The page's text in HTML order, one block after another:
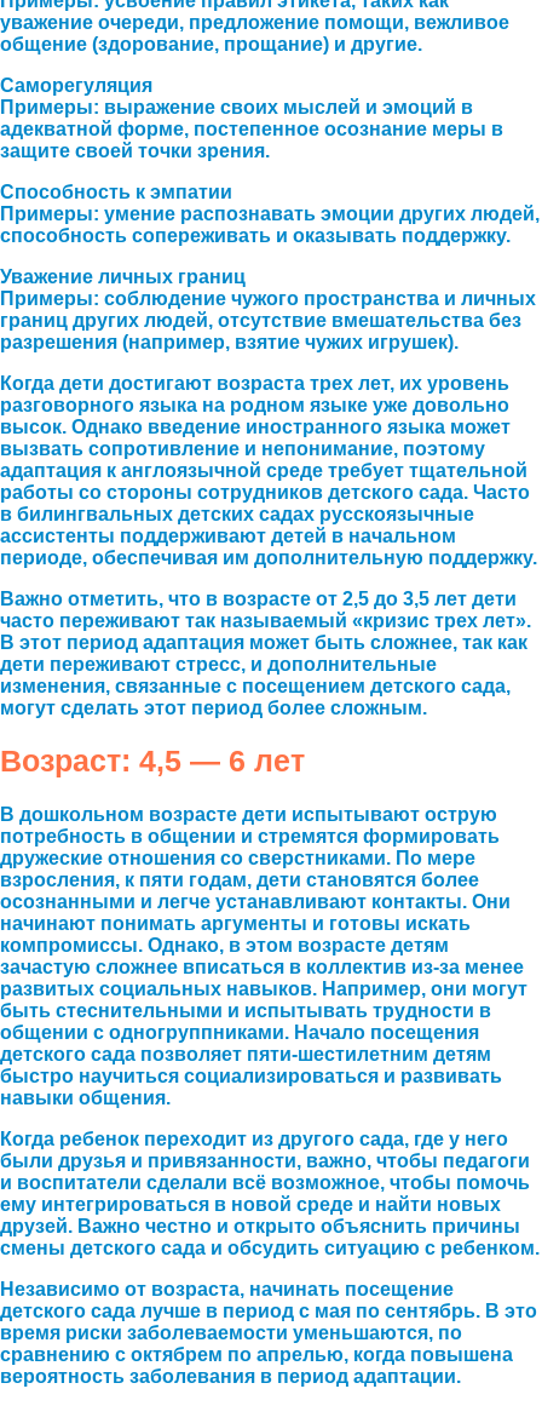
уважение очереди, предложение помощи, вежливое
общение (здорование, прощание) и другие.
Саморегуляция
Примеры: выражение своих мыслей и эмоций в
адекватной форме, постепенное осознание меры в
защите своей точки зрения.
Способность к эмпатии
Примеры: умение распознавать эмоции других людей,
способность сопереживать и оказывать поддержку.
Уважение личных границ
Примеры: соблюдение чужого пространства и личных
границ других людей, отсутствие вмешательства без
разрешения (например, взятие чужих игрушек).
Когда дети достигают возраста трех лет, их уровень
разговорного языка на родном языке уже довольно
высок. Однако введение иностранного языка может
вызвать сопротивление и непонимание, поэтому
адаптация к англоязычной среде требует тщательной
работы со стороны сотрудников детского сада. Часто
в билингвальных детских садах русскоязычные
ассистенты поддерживают детей в начальном
периоде, обеспечивая им дополнительную поддержку.
Важно отметить, что в возрасте от 2,5 до 3,5 лет дети
часто переживают так называемый «кризис трех лет».
В этот период адаптация может быть сложнее, так как
дети переживают стресс, и дополнительные
изменения, связанные с посещением детского сада,
могут сделать этот период более сложным.
Возраст: 4,5 — 6 лет
В дошкольном возрасте дети испытывают острую
потребность в общении и стремятся формировать
дружеские отношения со сверстниками. По мере
взросления, к пяти годам, дети становятся более
осознанными и легче устанавливают контакты. Они
начинают понимать аргументы и готовы искать
компромиссы. Однако, в этом возрасте детям
зачастую сложнее вписаться в коллектив из-за менее
развитых социальных навыков. Например, они могут
быть стеснительными и испытывать трудности в
общении с одногруппниками. Начало посещения
детского сада позволяет пяти-шестилетним детям
быстро научиться социализироваться и развивать
навыки общения.
Когда ребенок переходит из другого сада, где у него
были друзья и привязанности, важно, чтобы педагоги
и воспитатели сделали всё возможное, чтобы помочь
ему интегрироваться в новой среде и найти новых
друзей. Важно честно и открыто объяснить причины
смены детского сада и обсудить ситуацию с ребенком.
Независимо от возраста, начинать посещение
детского сада лучше в период с мая по сентябрь. В это
время риски заболеваемости уменьшаются, по
сравнению с октябрем по апрелью, когда повышена
вероятность заболевания в период адаптации.